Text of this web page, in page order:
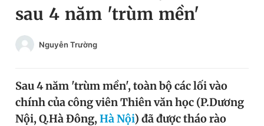
Chuyên mục khác
Chào ngày mới
Video Magazine
sau 4 năm 'trùm mền'
Nguyễn Trường
Sau 4 năm 'trùm mền', toàn bộ các lối vào
chính của công viên Thiên văn học (P.Dương
Nội, Q.Hà Đông, Hà Nội) đã được tháo rào